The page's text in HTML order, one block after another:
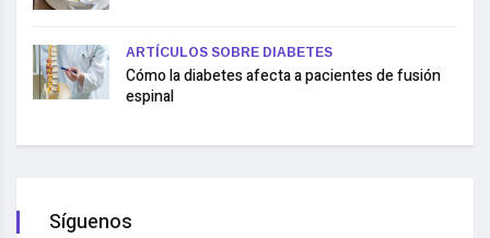
ARTÍCULOS SOBRE DIABETES
Cómo la diabetes afecta a pacientes de fusión
espinal
Síguenos